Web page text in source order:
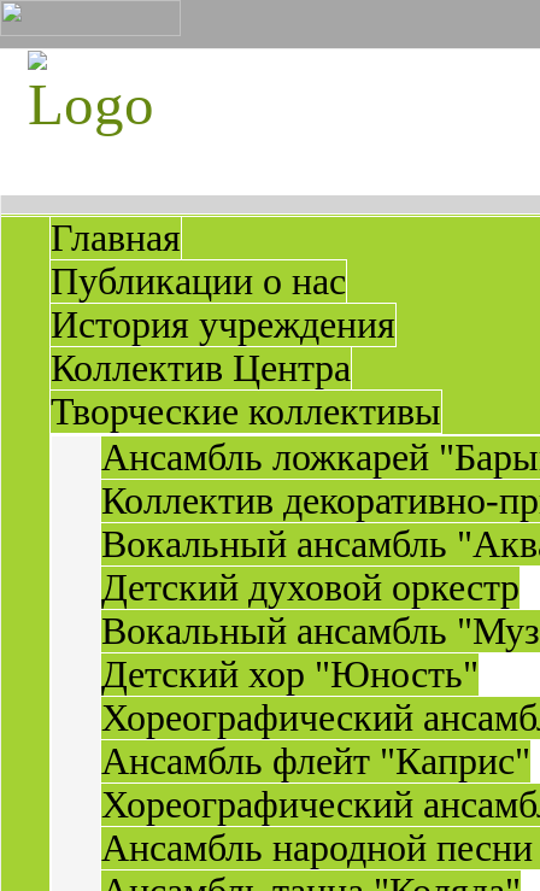
Главная
Публикации о нас
История учреждения
Коллектив Центра
Творческие коллективы
Ансамбль ложкарей
Коллектив декоративно-
Вокальный ансамбль
Детский духовой оркестр
Вокальный ансамбль
Детский хор "Юность"
Хореографический
Ансамбль флейт "Каприс"
Хореографический
Ансамбль народной